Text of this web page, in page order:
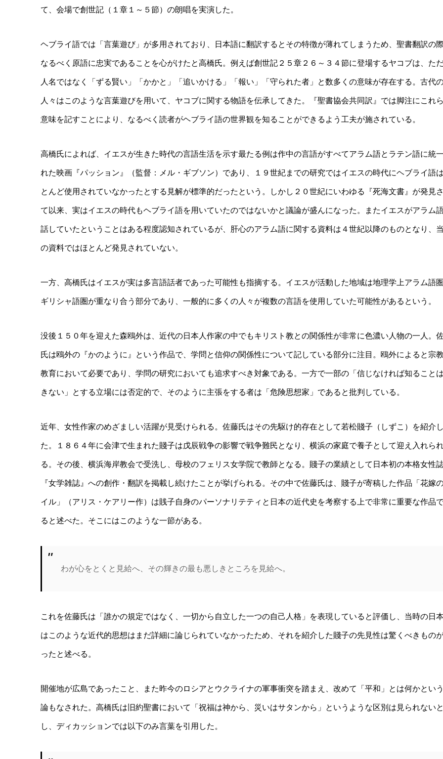
て、会場で創世記（１章１～５節）の朗唱を実演した。
ヘブライ語では「言葉遊び」が多用されており、日本語に翻訳するとその特徴が薄れてしまうため、聖書翻訳の
なるべく原語に忠実であることを心がけたと高橋氏。例えば創世記２５章２６～３４節に登場するヤコブは、た
人名ではなく「ずる賢い」「かかと」「追いかける」「報い」「守られた者」と数多くの意味が存在する。古代
人々はこのような言葉遊びを用いて、ヤコブに関する物語を伝承してきた。『聖書協会共同訳』では脚注にこれ
意味を記すことにより、なるべく読者がヘブライ語の世界観を知ることができるよう工夫が施されている。
高橋氏によれば、イエスが生きた時代の言語生活を示す最たる例は作中の言語がすべてアラム語とラテン語に統
れた映画『パッション』（監督：メル・ギブソン）であり、１９世紀までの研究ではイエスの時代にヘブライ語
とんど使用されていなかったとする見解が標準的だったという。しかし２０世紀にいわゆる『死海文書』が発見
て以来、実はイエスの時代もヘブライ語を用いていたのではないかと議論が盛んになった。またイエスがアラム
話していたということはある程度認知されているが、肝心のアラム語に関する資料は４世紀以降のものとなり、
の資料ではほとんど発見されていない。
一方、高橋氏はイエスが実は多言語話者であった可能性も指摘する。イエスが活動した地域は地理学上アラム語
ギリシャ語圏が重なり合う部分であり、一般的に多くの人々が複数の言語を使用していた可能性があるという。
没後１５０年を迎えた森鴎外は、近代の日本人作家の中でもキリスト教との関係性が非常に色濃い人物の一人。
氏は鴎外の『かのように』という作品で、学問と信仰の関係性について記している部分に注目。鴎外によると宗
教育において必要であり、学問の研究においても追求すべき対象である。一方で一部の「信じなければ知ること
きない」とする立場には否定的で、そのように主張をする者は「危険思想家」であると批判している。
近年、女性作家のめざましい活躍が見受けられる。佐藤氏はその先駆け的存在として若松賤子（しずこ）を紹介し
た。１８６４年に会津で生まれた賤子は戊辰戦争の影響で戦争難民となり、横浜の家庭で養子として迎え入れら
る。その後、横浜海岸教会で受洗し、母校のフェリス女学院で教師となる。賤子の業績として日本初の本格女性
『女学雑誌』への創作・翻訳を掲載し続けたことが挙げられる。その中で佐藤氏は、賤子が寄稿した作品「花嫁
イル」（アリス・ケアリー作）は賎子自身のパーソナリテティと日本の近代史を考察する上で非常に重要な作品
ると述べた。そこにはこのような一節がある。
わが心をとくと見給へ、その輝きの最も悪しきところを見給へ。
これを佐藤氏は「誰かの規定ではなく、一切から自立した一つの自己人格」を表現していると評価し、当時の日
はこのような近代的思想はまだ詳細に論じられていなかったため、それを紹介した賤子の先見性は驚くべきもの
ったと述べる。
開催地が広島であったこと、また昨今のロシアとウクライナの軍事衝突を踏まえ、改めて「平和」とは何かとい
論もなされた。高橋氏は旧約聖書において「祝福は神から、災いはサタンから」というような区別は見られないと
し、ディカッションでは以下のみ言葉を引用した。